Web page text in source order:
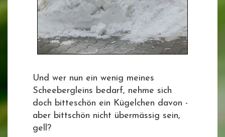
Und wer nun ein wenig meines
Scheebergleins bedarf, nehme sich
doch bitteschön ein Kügelchen davon -
aber bittschön nicht übermässig sein,
gell?